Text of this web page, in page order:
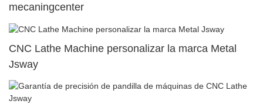
mecaningcenter
CNC Lathe Machine personalizar la marca Metal
Jsway